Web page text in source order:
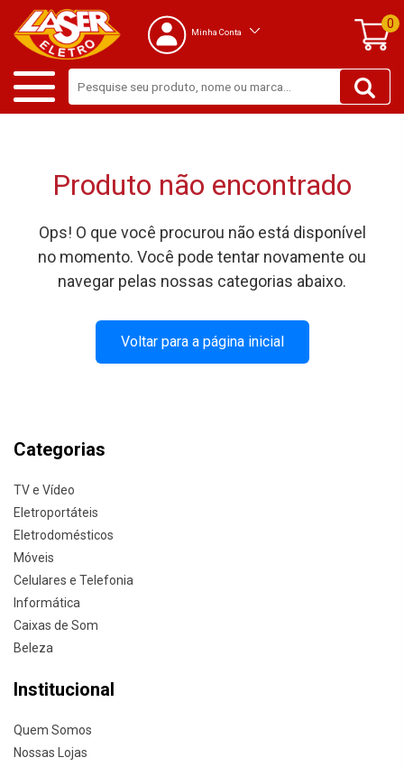
Minha Conta
0
Produto não encontrado
Ops! O que você procurou não está disponível
no momento. Você pode tentar novamente ou
navegar pelas nossas categorias abaixo.
Voltar para a página inicial
Categorias
TV e Vídeo
Eletroportáteis
Eletrodomésticos
Móveis
Celulares e Telefonia
Informática
Caixas de Som
Beleza
Institucional
Quem Somos
Nossas Lojas